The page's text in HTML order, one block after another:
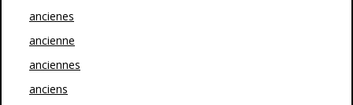
ancienes
ancienne
anciennes
anciens